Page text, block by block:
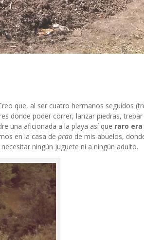
que, al ser cuatro hermanos seguidos
donde poder correr, lanzar piedras,
una aficionada a la playa así que raro
en la casa de prao de mis abuelos,
ningún juguete ni a ningún adulto.